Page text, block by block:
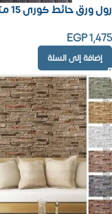
رول ورق حائط كورى 15 متر مربع
EGP1,475
إضافة إلى السلة